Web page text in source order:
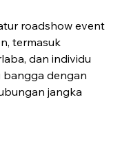
roadshow event
termasuk
dan individu
bangga dengan
jangka